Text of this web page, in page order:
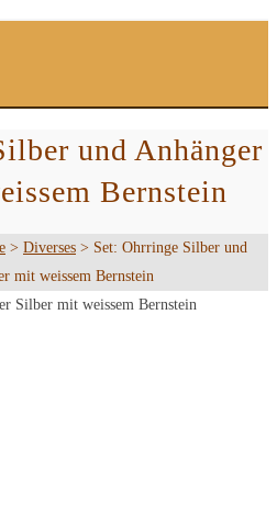
und Anhänger
Bernstein
> Diverses > Set: Ohrringe Silber und
mit weissem Bernstein
Silber mit weissem Bernstein